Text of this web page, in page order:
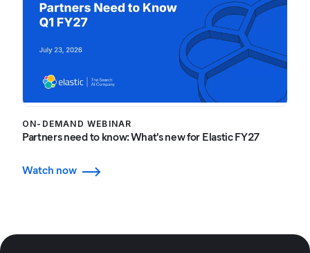
ON-DEMAND WEBINAR
Partners need to know: What's new for Elastic FY27
Watch now